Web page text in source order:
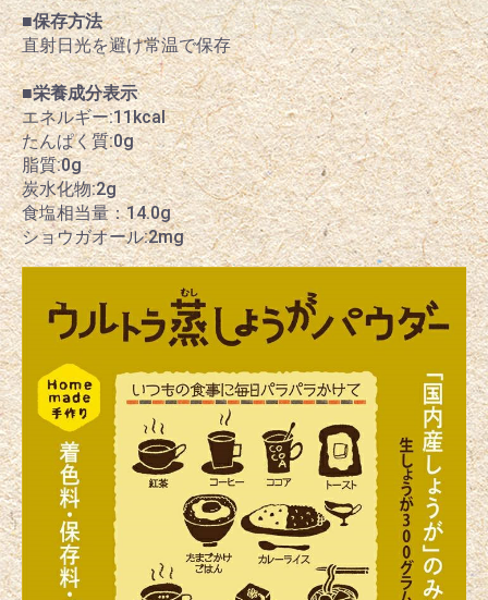
お買い物を続ける カートへ進む
■保存方法
直射日光を避け常温で保存
■栄養成分表示
エネルギー:11kcal
たんぱく質:0g
脂質:0g
炭水化物:2g
食塩相当量：14.0g
ショウガオール:2mg